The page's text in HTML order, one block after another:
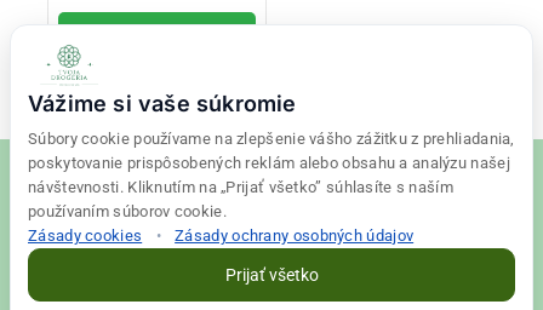
5
Vážime si vaše súkromie
Súbory cookie používame na zlepšenie vášho zážitku z prehliadania,
poskytovanie prispôsobených reklám alebo obsahu a analýzu našej
návštevnosti. Kliknutím na „Prijať všetko” súhlasíte s naším
používaním súborov cookie.
Zásady cookies
• Zásady ochrany osobných údajov
Prijať všetko